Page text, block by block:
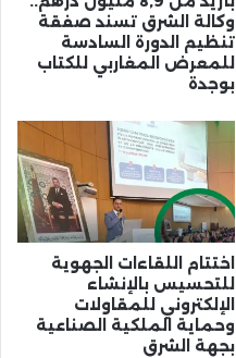
وكالة الشرق تسند صفقة
تنظيم الدورة السادسة
للمعرض المغاربي للكتاب
بوجدة
اختتام اللقاءات الجهوية
للتحسيس بالإنشاء
الإلكتروني للمقاولات
وحماية الملكية الصناعية
بجهة الشرق